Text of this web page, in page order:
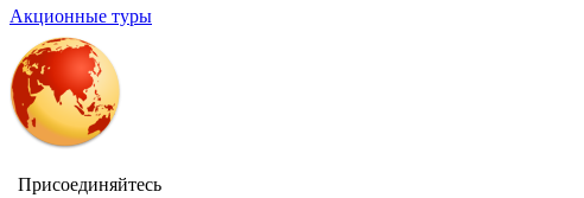
Акционные туры
Присоединяйтесь